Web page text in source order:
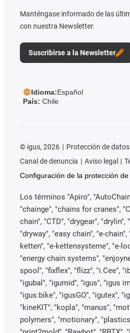
Manténgase informado de las
con nuestra Newsletter.
Suscribirse a la Newsletter
Idioma:Español
País: Chile
© igus, 2026 Protección de datos
Canal de denuncia
Aviso legal
Configuración de la protección
Los términos "Apiro",
"chainge", "chains for cranes",
chain", "CTD", "drygear", "drylin",
"dryway", "easy chain", "e-
ketten", "e-kettensysteme", "e-
"energy chain systems",
spool", "fixflex", "flizz", "i.Cee",
"igubal", "igumid", "igus", "igus
"igus:bike", "igusGO", "igutex",
"kineKIT", "kopla", "manus",
polymers", "motionary",